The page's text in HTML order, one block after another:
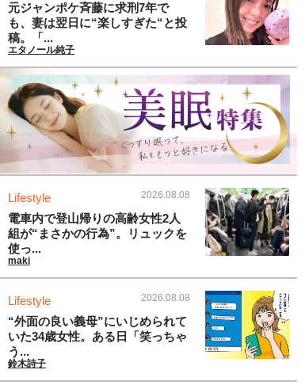
元ジャンポケ斉藤に求刑7年で
も、妻は翌日に“楽しすぎた“と投
稿。「...
エタノール純子
Lifestyle 2026.08.08
電車内で登山帰りの高齢女性2人
組が“まさかの行為”。リュックを
使っ...
maki
Lifestyle 2026.08.08
“外面の良い義母”にいじめられて
いた34歳女性。ある日「笑っちゃ
う...
鈴木詩子